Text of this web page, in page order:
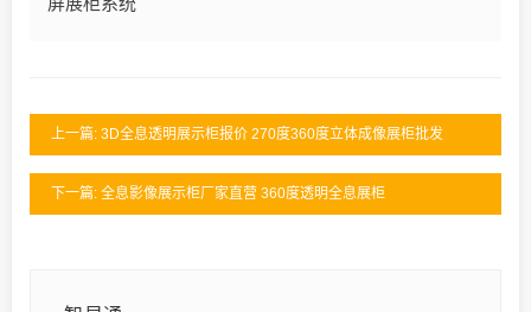
上一篇: 3D全息透明展示柜报价 270度360度立体成像展柜批发
下一篇: 全息影像展示柜厂家直营 360度透明全息展柜